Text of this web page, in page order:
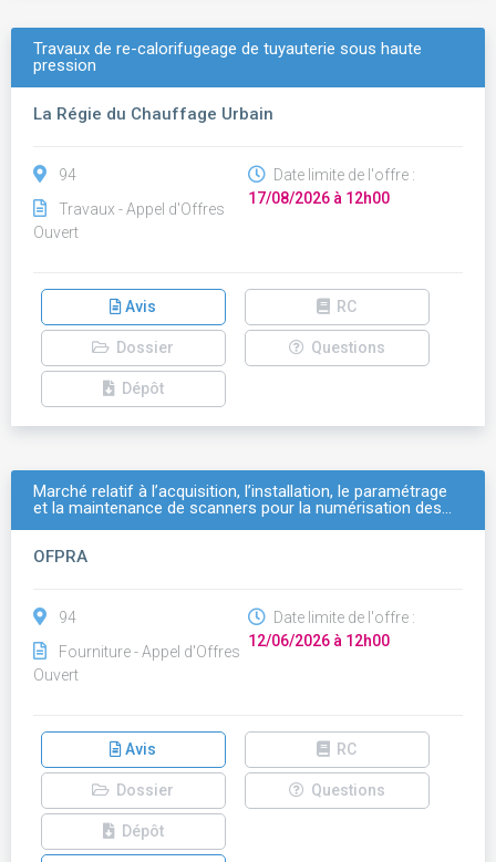
Travaux de re-calorifugeage de tuyauterie sous haute
pression
La Régie du Chauffage Urbain
94
Travaux - Appel d'Offres
Ouvert
Date limite de l'offre :
17/08/2026 à 12h00
Avis RC
Dossier Questions
Dépôt
Marché relatif à l’acquisition, l’installation, le paramétrage
et la maintenance de scanners pour la numérisation des…
OFPRA
94
Fourniture - Appel d'Offres
Ouvert
Date limite de l'offre :
12/06/2026 à 12h00
Avis RC
Dossier Questions
Dépôt